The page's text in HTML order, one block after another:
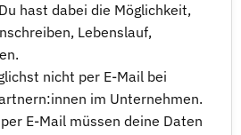
hast dabei die Möglichkeit,
Lebenslauf,
nicht per E-Mail bei
im Unternehmen.
E-Mail müssen deine Daten